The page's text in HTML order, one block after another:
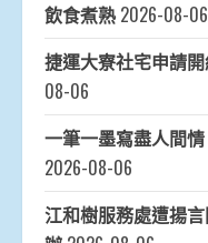
飲食煮熟 2026-08-06
捷運大寮社宅申請
08-06
一筆一墨寫盡人間
2026-08-06
江和樹服務處遭揚